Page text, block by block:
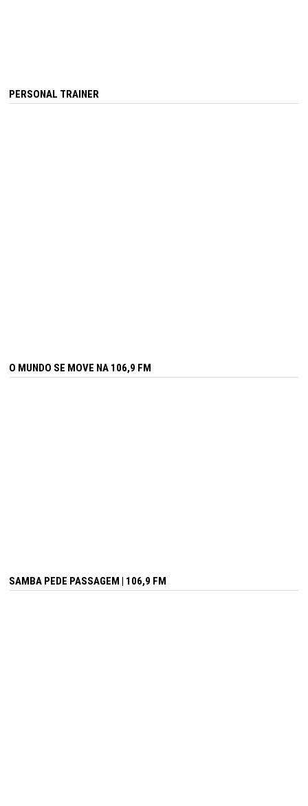
PERSONAL TRAINER
O MUNDO SE MOVE NA 106,9 FM
SAMBA PEDE PASSAGEM | 106,9 FM